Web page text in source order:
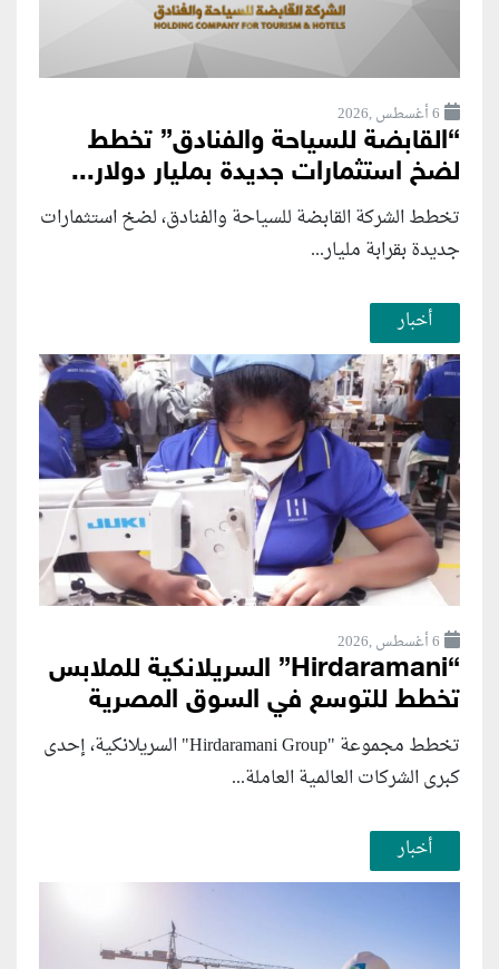
6 أغسطس ,2026
“القابضة للسياحة والفنادق” تخطط
لضخ استثمارات جديدة بمليار دولار...
تخطط الشركة القابضة للسياحة والفنادق، لضخ استثمارات
جديدة بقرابة مليار...
أخبار
6 أغسطس ,2026
“Hirdaramani” السريلانكية للملابس
تخطط للتوسع في السوق المصرية
تخطط مجموعة "Hirdaramani Group" السريلانكية، إحدى
كبرى الشركات العالمية العاملة...
أخبار